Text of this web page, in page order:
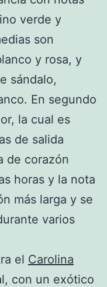
verde y
son
y rosa, y
sándalo,
En segundo
la cual es
de salida
de corazón
horas y la nota
más larga y se
varios
el Carolina
con un exótico